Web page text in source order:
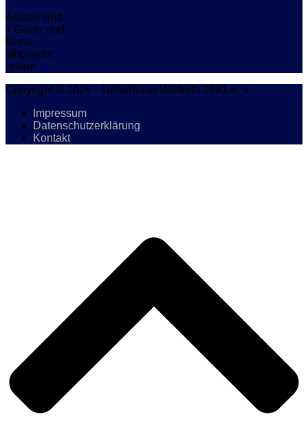
Aktuell sind
7 Gäste und
keine
Mitglieder
online
Copyright © 2026 - Turnerbund Wülfrath 1891 e. V.
Impressum
Datenschutzerklärung
Kontakt